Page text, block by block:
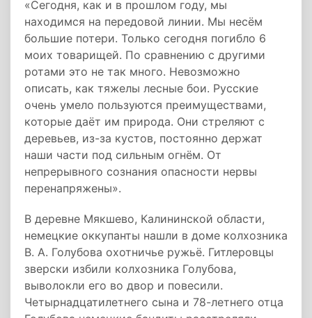
«Сегодня, как и в прошлом году, мы
находимся на передовой линии. Мы несём
большие потери. Только сегодня погибло 6
моих товарищей. По сравнению с другими
ротами это не так много. Невозможно
описать, как тяжелы лесные бои. Русские
очень умело пользуются преимуществами,
которые даёт им природа. Они стреляют с
деревьев, из-за кустов, постоянно держат
наши части под сильным огнём. От
непрерывного сознания опасности нервы
перенапряжены».
В деревне Мякшево, Калининской области,
немецкие оккупанты нашли в доме колхозника
В. А. Голубова охотничье ружьё. Гитлеровцы
зверски избили колхозника Голубова,
выволокли его во двор и повесили.
Четырнадцатилетнего сына и 78-летнего отца